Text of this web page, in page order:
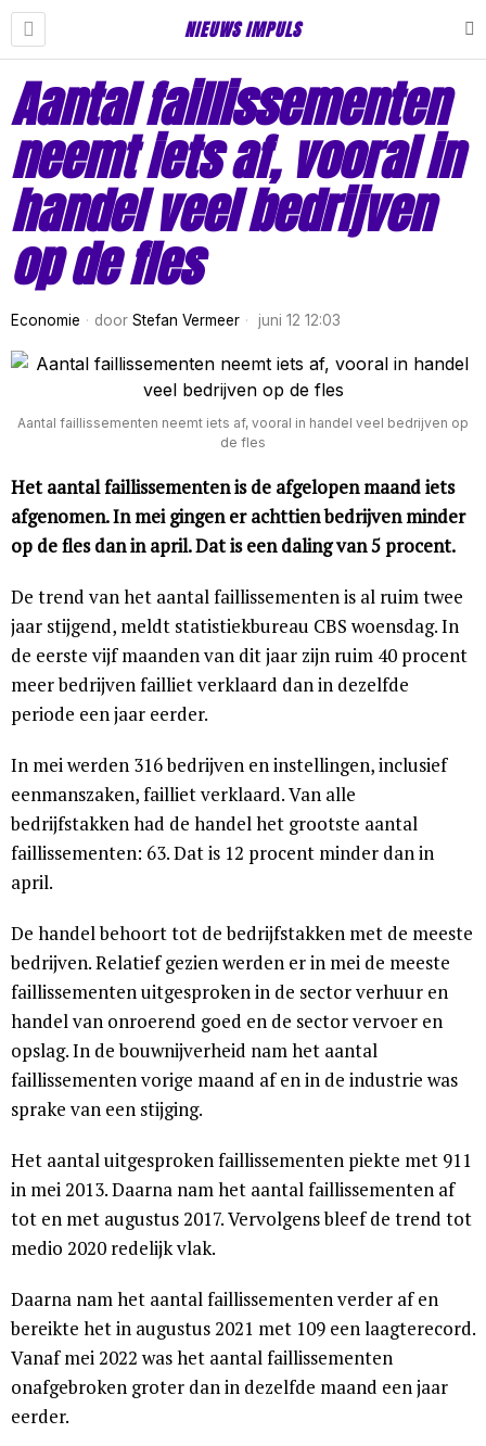
NIEUWS IMPULS
Aantal faillissementen
neemt iets af, vooral in
handel veel bedrijven
op de fles
Economie door Stefan Vermeer juni 12 12:03
Aantal faillissementen neemt iets af, vooral in handel veel bedrijven op
de fles
Het aantal faillissementen is de afgelopen maand iets
afgenomen. In mei gingen er achttien bedrijven minder
op de fles dan in april. Dat is een daling van 5 procent.
De trend van het aantal faillissementen is al ruim twee
jaar stijgend, meldt statistiekbureau CBS woensdag. In
de eerste vijf maanden van dit jaar zijn ruim 40 procent
meer bedrijven failliet verklaard dan in dezelfde
periode een jaar eerder.
In mei werden 316 bedrijven en instellingen, inclusief
eenmanszaken, failliet verklaard. Van alle
bedrijfstakken had de handel het grootste aantal
faillissementen: 63. Dat is 12 procent minder dan in
april.
De handel behoort tot de bedrijfstakken met de meeste
bedrijven. Relatief gezien werden er in mei de meeste
faillissementen uitgesproken in de sector verhuur en
handel van onroerend goed en de sector vervoer en
opslag. In de bouwnijverheid nam het aantal
faillissementen vorige maand af en in de industrie was
sprake van een stijging.
Het aantal uitgesproken faillissementen piekte met 911
in mei 2013. Daarna nam het aantal faillissementen af
tot en met augustus 2017. Vervolgens bleef de trend tot
medio 2020 redelijk vlak.
Daarna nam het aantal faillissementen verder af en
bereikte het in augustus 2021 met 109 een laagterecord.
Vanaf mei 2022 was het aantal faillissementen
onafgebroken groter dan in dezelfde maand een jaar
eerder.